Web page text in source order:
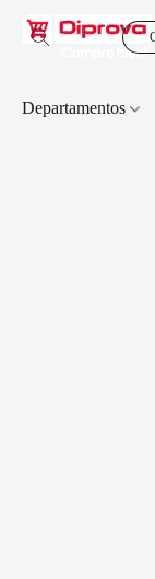
Departamentos